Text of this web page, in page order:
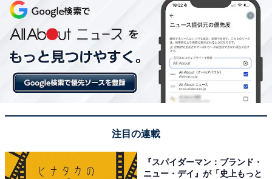
View this post on Instagram
注目の連載
『スパイダーマン：ブランド・
ニュー・デイ』が「史上もっと